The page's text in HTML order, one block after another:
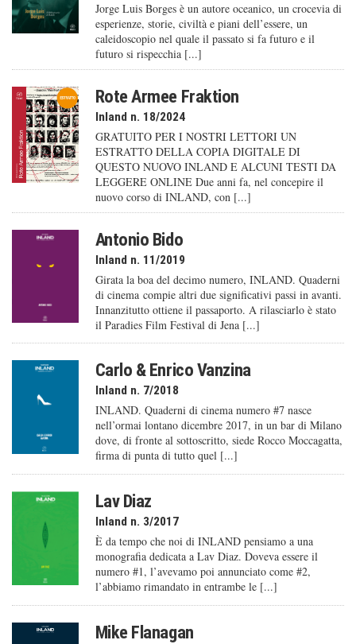
Jorge Luis Borges è un autore oceanico, un crocevia di
esperienze, storie, civiltà e piani dell’essere, un
caleido­scopio nel quale il passato si fa futuro e il
futuro si rispecchia [...]
Rote Armee Fraktion
Inland n. 18/2024
GRATUITO PER I NOSTRI LETTORI UN
ESTRATTO DELLA COPIA DIGITALE DI
QUESTO NUOVO INLAND E ALCUNI TESTI DA
LEGGERE ONLINE Due anni fa, nel concepire il
nuovo corso di INLAND, con [...]
Antonio Bido
Inland n. 11/2019
Girata la boa del decimo numero, INLAND. Quaderni
di cinema compie altri due significativi passi in avanti.
Innanzitutto ottiene il passaporto. A rilasciarlo è stato
il Paradies Film Festival di Jena [...]
Carlo & Enrico Vanzina
Inland n. 7/2018
INLAND. Quaderni di cinema numero #7 nasce
nell’ormai lontano dicembre 2017, in un bar di Milano
dove, di fronte al sottoscritto, siede Rocco Moccagatta,
firma di punta di tutto quel [...]
Lav Diaz
Inland n. 3/2017
È da tempo che noi di INLAND pensiamo a una
monografia dedicata a Lav Diaz. Doveva essere il
numero #1, l’avevamo poi annunciato come #2,
l’abbiamo rimandato in entrambe le [...]
Mike Flanagan